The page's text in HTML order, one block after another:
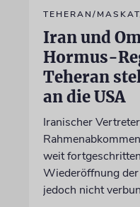
TEHERAN/
Iran und
Hormus-
Teheran
an die USA
Iranischer
weit
Wiederöffnung
jedoch nicht